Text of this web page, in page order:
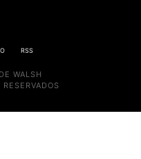
RSS
WALSH